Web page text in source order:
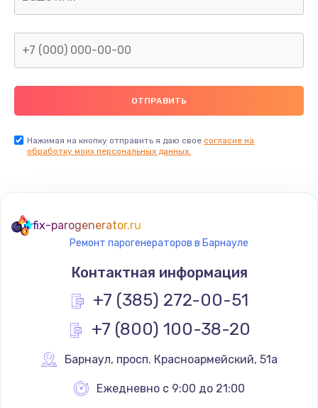
Нажимая на кнопку отправить я даю свое согласие на
обработку моих персональных данных.
fix-parogenerator.ru
Ремонт парогенераторов в Барнауле
Контактная информация
+7 (385) 272-00-51
+7 (800) 100-38-20
Барнаул, просп. Красноармейский, 51а
Ежедневно с 9:00 до 21:00